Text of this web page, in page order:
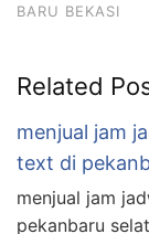
BARU BEKASI
Related
menjual jam
text di
menjual jam
pekanbaru